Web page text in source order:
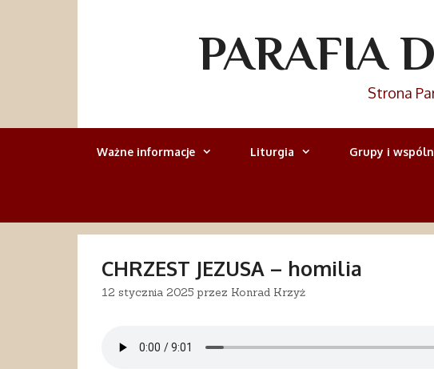
PARAFIA
Strona
Ważne informacje Liturgia Grupy i
CHRZEST JEZUSA – homilia
12 stycznia 2025 przez Konrad Krzyż